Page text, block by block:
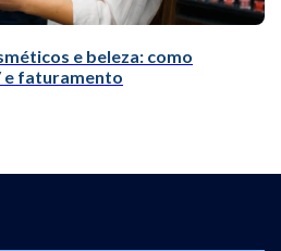
e beleza: como
e faturamento